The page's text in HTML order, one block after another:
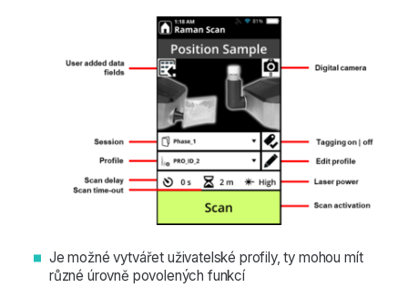
Je možné vytvářet uživatelské profily, ty mohou mít
různé úrovně povolených funkcí